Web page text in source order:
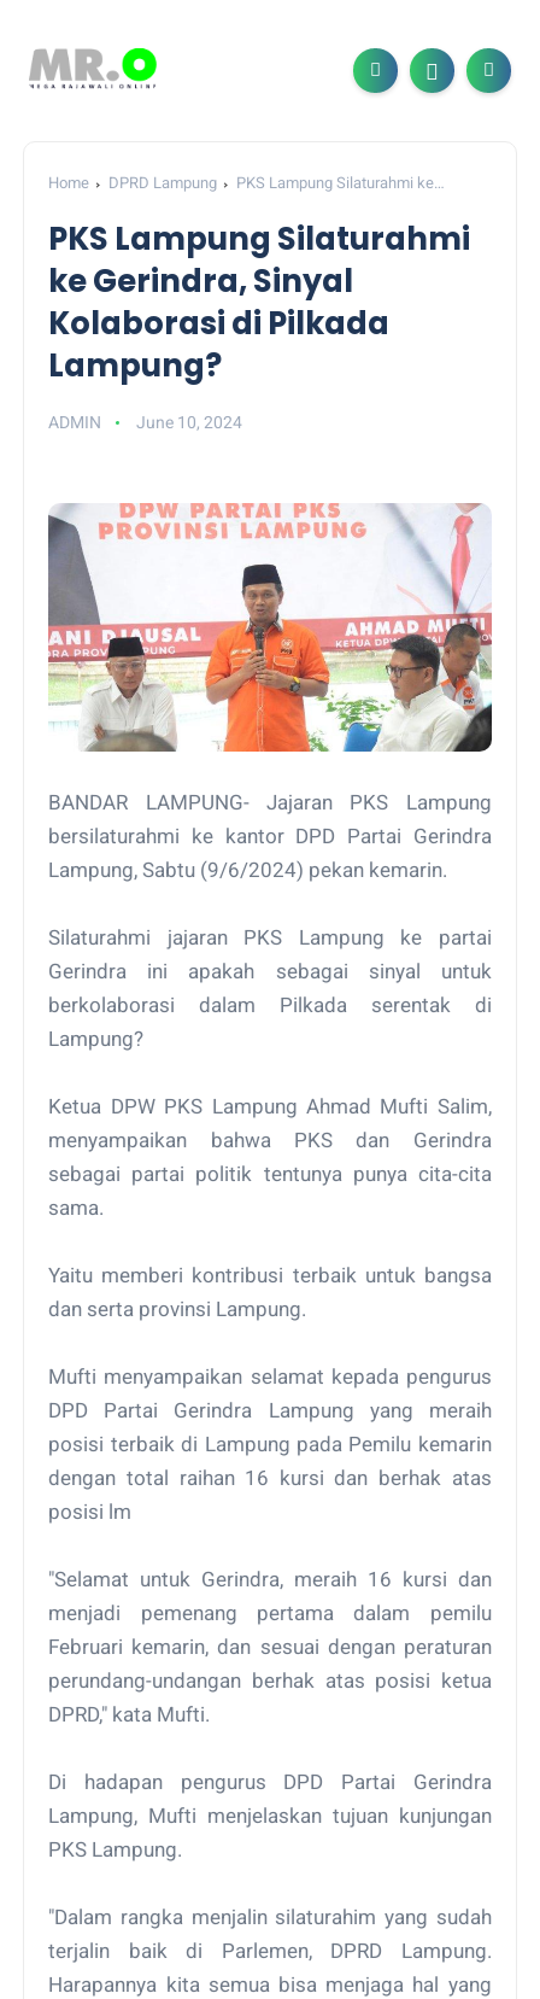
Home DPRD Lampung
PKS Lampung Silaturahmi ke
PKS Lampung Silaturahmi
ke Gerindra, Sinyal
Kolaborasi di Pilkada
Lampung?
ADMIN June 10, 2024
BANDAR LAMPUNG- Jajaran PKS Lampung
bersilaturahmi ke kantor DPD Partai Gerindra
Lampung, Sabtu (9/6/2024) pekan kemarin.
Silaturahmi jajaran PKS Lampung ke partai
Gerindra ini apakah sebagai sinyal untuk
berkolaborasi dalam Pilkada serentak di
Lampung?
Ketua DPW PKS Lampung Ahmad Mufti Salim,
menyampaikan bahwa PKS dan Gerindra
sebagai partai politik tentunya punya cita-cita
sama.
Yaitu memberi kontribusi terbaik untuk bangsa
dan serta provinsi Lampung.
Mufti menyampaikan selamat kepada pengurus
DPD Partai Gerindra Lampung yang meraih
posisi terbaik di Lampung pada Pemilu kemarin
dengan total raihan 16 kursi dan berhak atas
posisi lm
"Selamat untuk Gerindra, meraih 16 kursi dan
menjadi pemenang pertama dalam pemilu
Februari kemarin, dan sesuai dengan peraturan
perundang-undangan berhak atas posisi ketua
DPRD," kata Mufti.
Di hadapan pengurus DPD Partai Gerindra
Lampung, Mufti menjelaskan tujuan kunjungan
PKS Lampung.
"Dalam rangka menjalin silaturahim yang sudah
terjalin baik di Parlemen, DPRD Lampung.
Harapannya kita semua bisa menjaga hal yang